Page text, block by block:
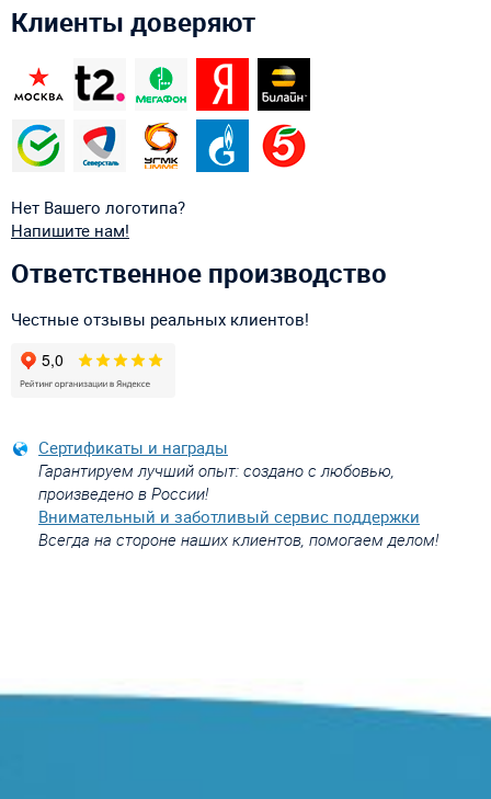
Клиенты доверяют
Нет Вашего логотипа?
Напишите нам!
Ответственное производство
Честные отзывы реальных клиентов!
Сертификаты и награды
Гарантируем лучший опыт: создано с любовью,
произведено в России!
Внимательный и заботливый сервис поддержки
Всегда на стороне наших клиентов, помогаем делом!